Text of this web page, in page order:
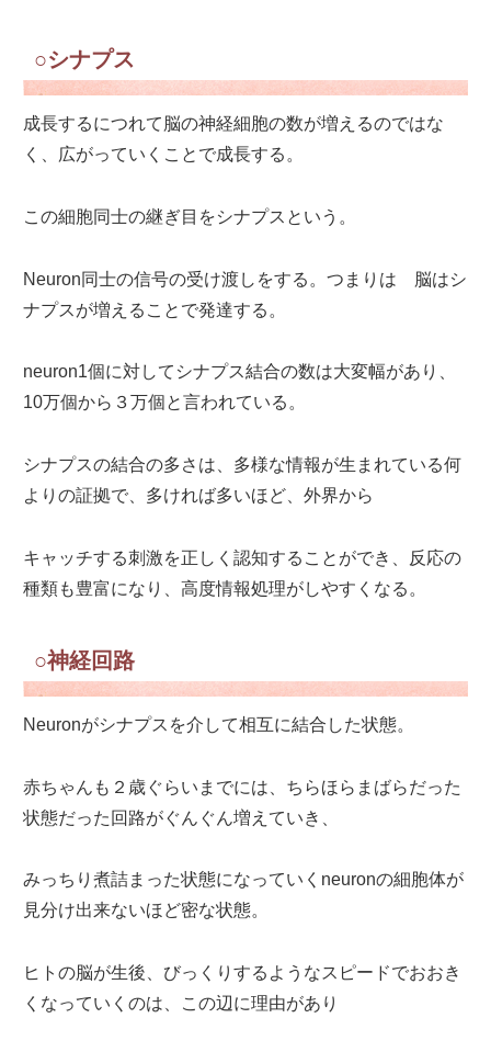
○シナプス
成長するにつれて脳の神経細胞の数が増えるのではな
く、広がっていくことで成長する。
この細胞同士の継ぎ目をシナプスという。
Neuron同士の信号の受け渡しをする。つまりは 脳はシ
ナプスが増えることで発達する。
neuron1個に対してシナプス結合の数は大変幅があり、
10万個から３万個と言われている。
シナプスの結合の多さは、多様な情報が生まれている何
よりの証拠で、多ければ多いほど、外界から
キャッチする刺激を正しく認知することができ、反応の
種類も豊富になり、高度情報処理がしやすくなる。
○神経回路
Neuronがシナプスを介して相互に結合した状態。
赤ちゃんも２歳ぐらいまでには、ちらほらまばらだった
状態だった回路がぐんぐん増えていき、
みっちり煮詰まった状態になっていくneuronの細胞体が
見分け出来ないほど密な状態。
ヒトの脳が生後、びっくりするようなスピードでおおき
くなっていくのは、この辺に理由があり